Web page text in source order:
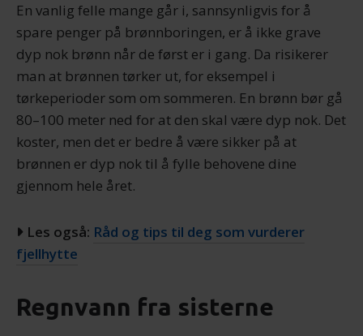
En vanlig felle mange går i, sannsynligvis for å
spare penger på brønnboringen, er å ikke grave
dyp nok brønn når de først er i gang. Da risikerer
man at brønnen tørker ut, for eksempel i
tørkeperioder som om sommeren. En brønn bør gå
80–100 meter ned for at den skal være dyp nok. Det
koster, men det er bedre å være sikker på at
brønnen er dyp nok til å fylle behovene dine
gjennom hele året.
Les også: Råd og tips til deg som vurderer
fjellhytte
Regnvann fra sisterne